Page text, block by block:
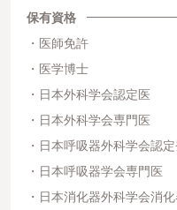
保有資格
医師免許
医学博士
日本外科学会認定医
日本外科学会専門医
日本呼吸器外科学会認
日本呼吸器学会専門医
日本消化器外科学会消